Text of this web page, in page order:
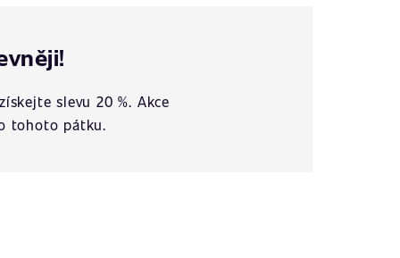
slevu 20 %. Akce
tohoto pátku.